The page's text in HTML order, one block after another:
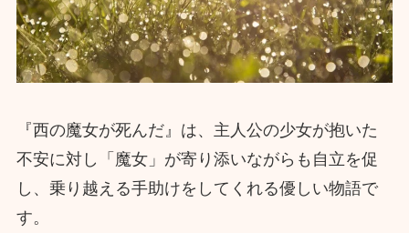
『西の魔女が死んだ』は、主人公の少女が抱いた
不安に対し「魔女」が寄り添いながらも自立を促
し、乗り越える手助けをしてくれる優しい物語で
す。